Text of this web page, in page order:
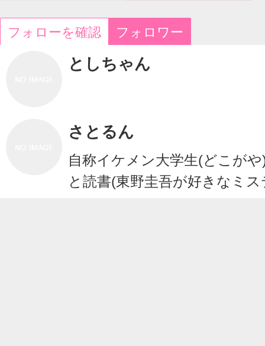
フォローを確認 フォロワー
としちゃん
さとるん
自称イケメン大学生(どこが
と読書(東野圭吾が好きなミ